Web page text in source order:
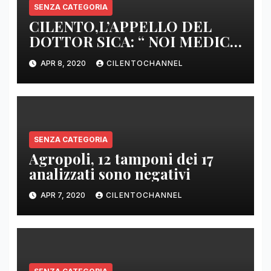
SENZA CATEGORIA
CILENTO,L’APPELLO DEL
DOTTOR SICA: “ NOI MEDICI
DI BASE SIAMO SENZA ARMI
E SENZA PRESIDI”
APR 8, 2020 CILENTOCHANNEL
SENZA CATEGORIA
Agropoli, 12 tamponi dei 17
analizzati sono negativi
APR 7, 2020 CILENTOCHANNEL